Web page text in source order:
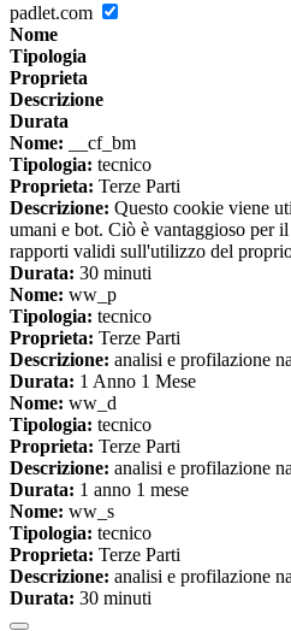
padlet.com
Nome
Tipologia
Proprieta
Descrizione
Durata
Nome: __cf_bm
Tipologia: tecnico
Proprieta: Terze Parti
Descrizione: Questo cookie viene
umani e bot. Ciò è vantaggioso per
rapporti validi sull'utilizzo del
Durata: 30 minuti
Nome: ww_p
Tipologia: tecnico
Proprieta: Terze Parti
Descrizione: analisi e profilazione
Durata: 1 Anno 1 Mese
Nome: ww_d
Tipologia: tecnico
Proprieta: Terze Parti
Descrizione: analisi e profilazione
Durata: 1 anno 1 mese
Nome: ww_s
Tipologia: tecnico
Proprieta: Terze Parti
Descrizione: analisi e profilazione
Durata: 30 minuti